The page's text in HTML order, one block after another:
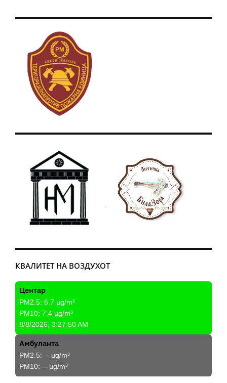
КВАЛИТЕТ НА ВОЗДУХОТ
Центар
PM2.5: 6.7 µg/m³
PM10: 7.4 µg/m³
8/8/2026, 3:27:50 AM
Амбуланта
PM2.5: -- µg/m³
PM10: -- µg/m³